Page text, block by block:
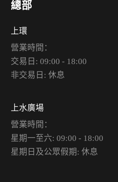
總部
上環
營業時間：
交易日: 09:00 - 18:00
非交易日: 休息
上水廣場
營業時間：
星期一至六: 09:00 - 18:00
星期日及公眾假期: 休息